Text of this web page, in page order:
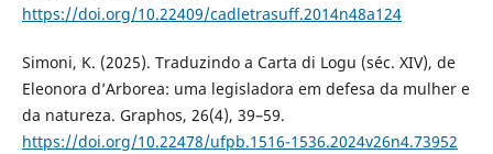
https://doi.org/10.22409/cadletrasuff.2014n48a124
Simoni, K. (2025). Traduzindo a Carta di Logu (séc. XIV), de
Eleonora d’Arborea: uma legisladora em defesa da mulher e
da natureza. Graphos, 26(4), 39–59.
https://doi.org/10.22478/ufpb.1516-1536.2024v26n4.73952